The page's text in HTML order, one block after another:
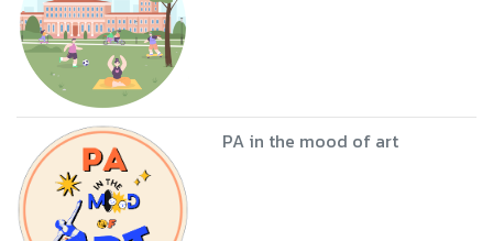
PA in the mood of art